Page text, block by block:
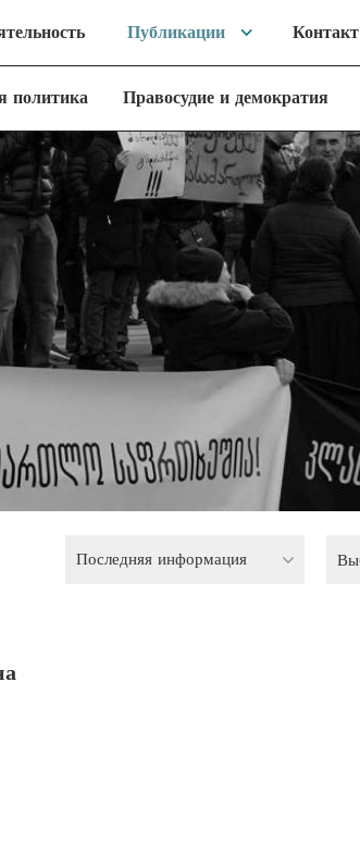
Публикации Контакт
политика Правосудие и демократия
Последняя информация